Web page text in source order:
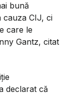
bună
cauza CIJ, ci
care le
Gantz, citat
declarat că